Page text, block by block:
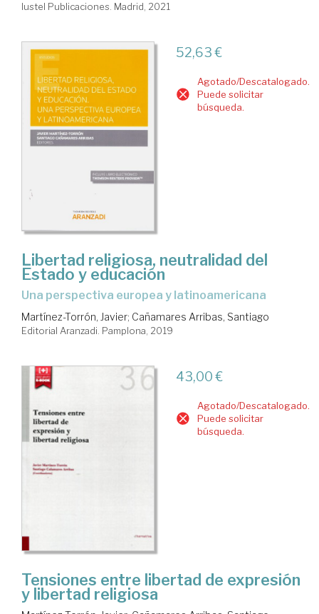
Iustel Publicaciones. Madrid, 2021
52,63 €
Agotado/Descatalogado.
Puede solicitar
búsqueda.
Libertad religiosa, neutralidad del
Estado y educación
una perspectiva europea y latinoamericana
Martínez-Torrón, Javier; Cañamares Arribas, Santiago
Editorial Aranzadi. Pamplona, 2019
43,00 €
Agotado/Descatalogado.
Puede solicitar
búsqueda.
Tensiones entre libertad de expresión
y libertad religiosa